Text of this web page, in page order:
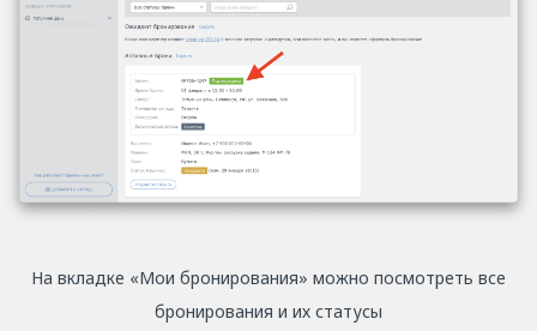
На вкладке «Мои бронирования» можно посмотреть все
бронирования и их статусы